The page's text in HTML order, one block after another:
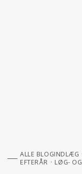
ALLE BLOGINDLÆG
EFTERÅR
LØG-